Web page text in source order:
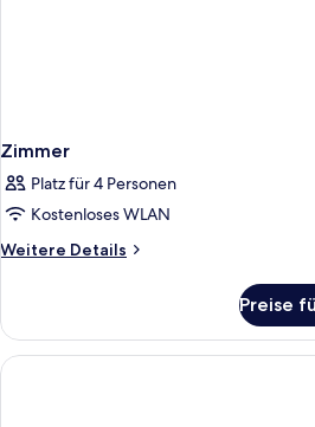
Zimmer
Platz für 4 Personen
Kostenloses WLAN
Weitere Details
Weitere
Preise